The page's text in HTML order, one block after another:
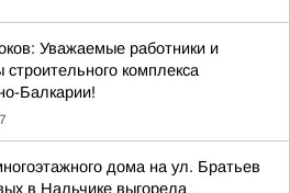
Уважаемые работники и
строительного комплекса
Балкарии!
дома на ул. Братьев
в Нальчике выгорела